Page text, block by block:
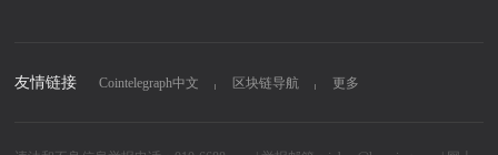
友情链接 Cointelegraph中文 区块链导航 更多